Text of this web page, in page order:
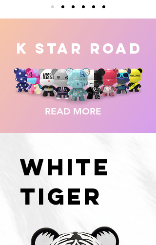
READ MORE
K STAR ROAD
WHITE
TIGER